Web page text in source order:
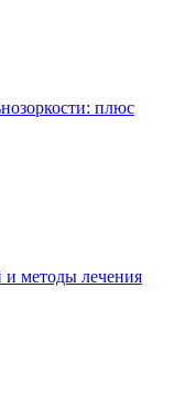
плюс
методы лечения